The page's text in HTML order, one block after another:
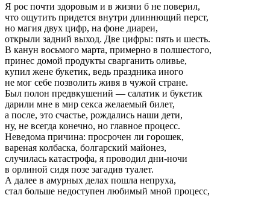
Я рос почти здоровым и в жизни б не поверил,
что ощутить придется внутри длиннющий перст,
но магия двух цифр, на фоне диареи,
открыли задний выход. Две цифры: пять и шесть.
В канун восьмого марта, примерно в полшестого,
принес домой продукты сварганить оливье,
купил жене букетик, ведь праздника иного
не мог себе позволить живя в чужой стране.
Был полон предвкушений — салатик и букетик
дарили мне в мир секса желаемый билет,
а после, это счастье, рождались наши дети,
ну, не всегда конечно, но главное процесс.
Неведома причина: просрочен ли горошек,
вареная колбаска, болгарский майонез,
случилась катастрофа, я проводил дни-ночи
в орлиной сидя позе загадив туалет.
А далее в амурных делах пошла непруха,
стал больше недоступен любимый мной процесс,